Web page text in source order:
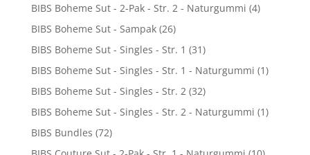
BIBS Boheme Sut - 2-Pak - Str. 2 - Naturgummi (4)
BIBS Boheme Sut - Sampak (26)
BIBS Boheme Sut - Singles - Str. 1 (31)
BIBS Boheme Sut - Singles - Str. 1 - Naturgummi (1)
BIBS Boheme Sut - Singles - Str. 2 (32)
BIBS Boheme Sut - Singles - Str. 2 - Naturgummi (1)
BIBS Bundles (72)